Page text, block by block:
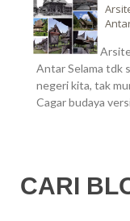
Antar Selama tdk
negeri kita, tak
Cagar budaya
CARI